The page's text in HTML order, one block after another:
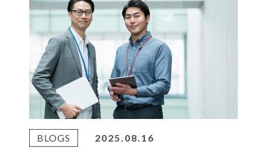
BLOGS 2025.08.16